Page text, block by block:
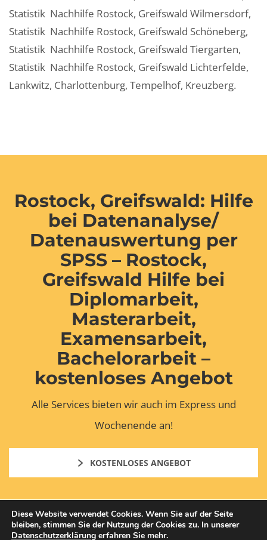
Statistik Nachhilfe Rostock, Greifswald Wilmersdorf,
Statistik Nachhilfe Rostock, Greifswald Schöneberg,
Statistik Nachhilfe Rostock, Greifswald Tiergarten,
Statistik Nachhilfe Rostock, Greifswald Lichterfelde,
Lankwitz, Charlottenburg, Tempelhof, Kreuzberg.
Rostock, Greifswald: Hilfe
bei Datenanalyse/
Datenauswertung per
SPSS – Rostock,
Greifswald Hilfe bei
Diplomarbeit,
Masterarbeit,
Examensarbeit,
Bachelorarbeit –
kostenloses Angebot
Alle Services bieten wir auch im Express und
Wochenende an!
KOSTENLOSES ANGEBOT
Copyright © 2026 Mentorium GmbH. All Rights Reserved.
Diese Website verwendet Cookies. Wenn Sie auf der Seite
bleiben, stimmen Sie der Nutzung der Cookies zu. In unserer
Datenschutzerklärung erfahren Sie mehr.